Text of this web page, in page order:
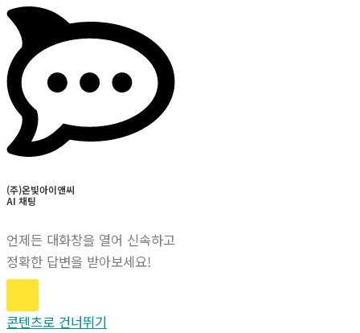
(주)온빛아이앤씨
AI 채팅
언제든 대화창을 열어 신속하고
정확한 답변을 받아보세요!
콘텐츠로 건너뛰기